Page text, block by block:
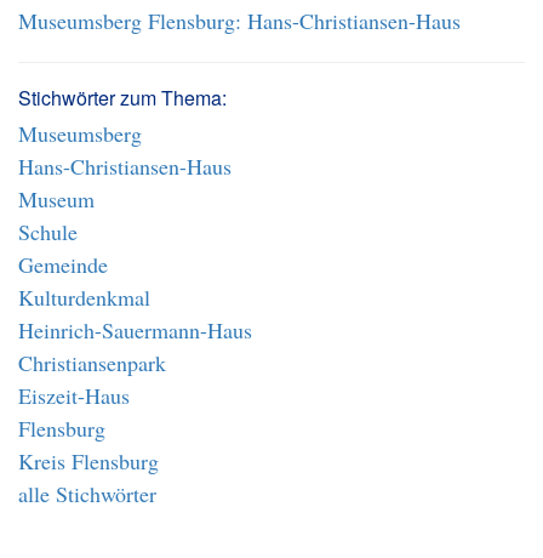
Museumsberg Flensburg: Hans-Christiansen-Haus
Stichwörter zum Thema:
Museumsberg
Hans-Christiansen-Haus
Museum
Schule
Gemeinde
Kulturdenkmal
Heinrich-Sauermann-Haus
Christiansenpark
Eiszeit-Haus
Flensburg
Kreis Flensburg
alle Stichwörter